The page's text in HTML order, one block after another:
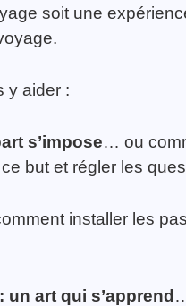
soit une
y aider :
s’impose… ou
but et régler les
installer les
art qui s’apprend